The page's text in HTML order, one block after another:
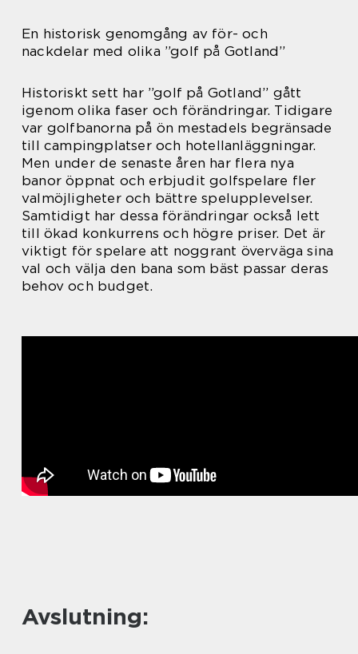
En historisk genomgång av för- och
nackdelar med olika ”golf på Gotland”
Historiskt sett har ”golf på Gotland” gått
igenom olika faser och förändringar. Tidigare
var golfbanorna på ön mestadels begränsade
till campingplatser och hotellanläggningar.
Men under de senaste åren har flera nya
banor öppnat och erbjudit golfspelare fler
valmöjligheter och bättre spelupplevelser.
Samtidigt har dessa förändringar också lett
till ökad konkurrens och högre priser. Det är
viktigt för spelare att noggrant överväga sina
val och välja den bana som bäst passar deras
behov och budget.
Avslutning: